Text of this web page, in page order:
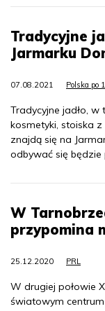
Tradycyjne
Jarmarku
07.08.2021 Polska po
Tradycyjne jadło, w
kosmetyki, stoiska
znajdą się na
odbywać się
W
przypomina
25.12.2020 PRL
W drugiej połowie
światowym